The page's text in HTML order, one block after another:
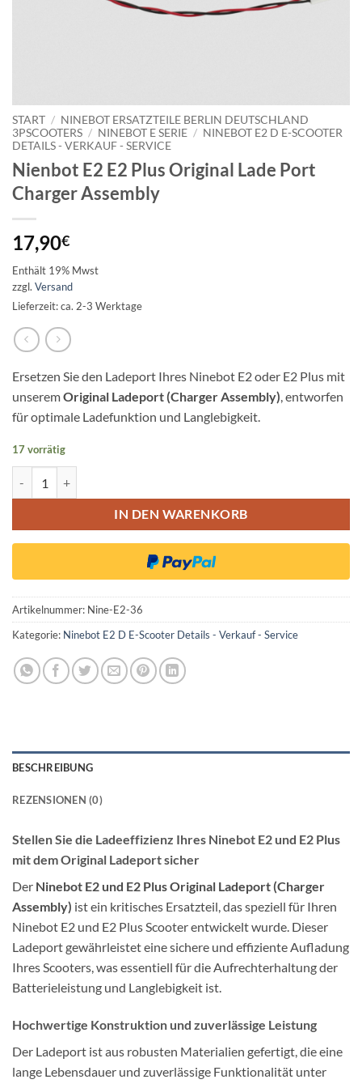
START / NINEBOT ERSATZTEILE BERLIN DEUTSCHLAND
3PSCOOTERS / NINEBOT E SERIE / NINEBOT E2 D E-SCOOTER
DETAILS - VERKAUF - SERVICE
Nienbot E2 E2 Plus Original Lade Port
Charger Assembly
17,90€
Enthält 19% Mwst
zzgl. Versand
Lieferzeit: ca. 2-3 Werktage
Ersetzen Sie den Ladeport Ihres Ninebot E2 oder E2 Plus mit
unseremOriginal Ladeport (Charger Assembly) , entworfen
für optimale Ladefunktion und Langlebigkeit.
17 vorrätig
IN DEN WARENKORB
Artikelnummer: Nine-E2-36
Kategorie: Ninebot E2 D E-Scooter Details - Verkauf - Service
BESCHREIBUNG
REZENSIONEN (0)
Stellen Sie die Ladeeffizienz Ihres Ninebot E2 und E2 Plus
mit dem Original Ladeport sicher
Der Ninebot E2 und E2 Plus Original Ladeport (Charger
Assembly) ist ein kritisches Ersatzteil, das speziell für Ihren
Ninebot E2 und E2 Plus Scooter entwickelt wurde. Dieser
Ladeport gewährleistet eine sichere und effiziente Aufladung
Ihres Scooters, was essentiell für die Aufrechterhaltung der
Batterieleistung und Langlebigkeit ist.
Hochwertige Konstruktion und zuverlässige Leistung
Der Ladeport ist aus robusten Materialien gefertigt, die eine
lange Lebensdauer und zuverlässige Funktionalität unter